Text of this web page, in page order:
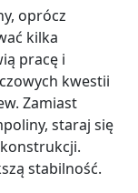
oprócz
kilka
pracę i
kwestii
Zamiast
staraj się
stabilność.